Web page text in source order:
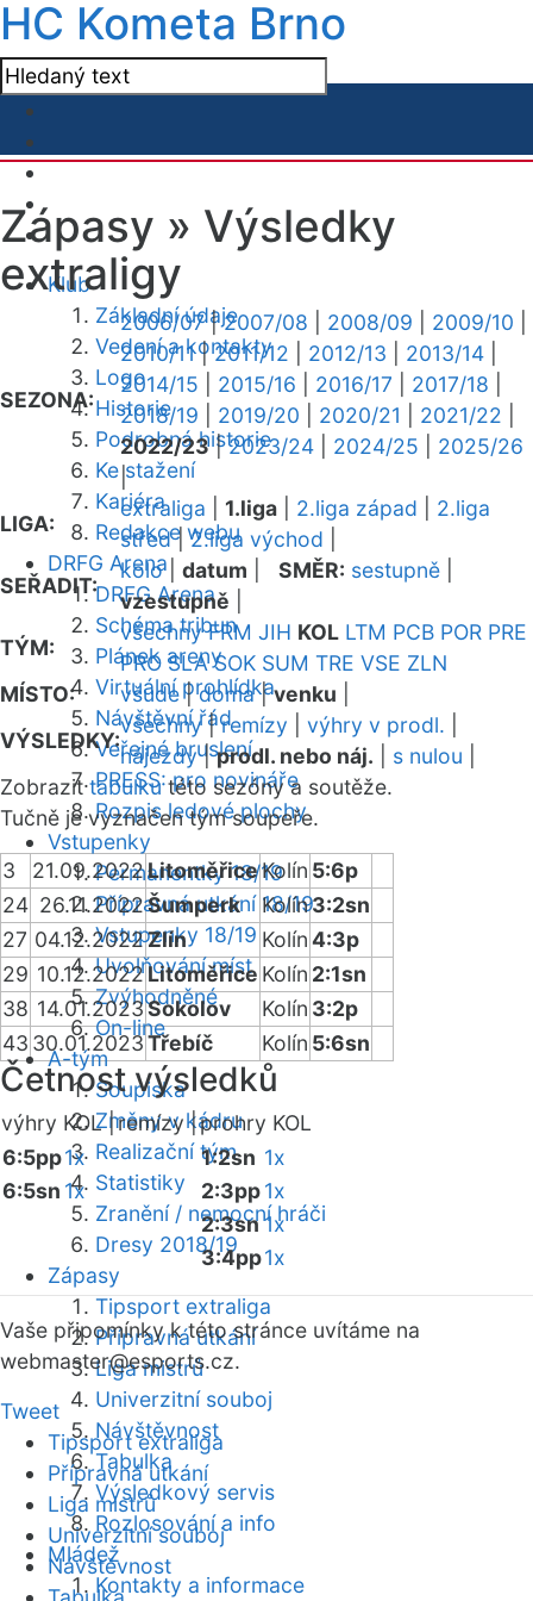
HC Kometa Brno
Klub
Základní údaje
Vedení a kontakty
Logo
Historie
Podrobná historie
Ke stažení
Kariéra
Redakce webu
DRFG Arena
DRFG Arena
Schéma tribun
Plánek areny
Virtuální prohlídka
Návštěvní řád
Veřejné bruslení
PRESS: pro novináře
Rozpis ledové plochy
Vstupenky
Permanentky 18/19
Přípravná utkání 18/19
Vstupenky 18/19
Uvolňování míst
Zvýhodněné
On-line
A-tým
Soupiska
Změny v kádru
Realizační tým
Statistiky
Zranění / nemocní hráči
Dresy 2018/19
Zápasy
Tipsport extraliga
Přípravná utkání
Liga mistrů
Univerzitní souboj
Návštěvnost
Tabulka
Výsledkový servis
Rozlosování a info
Mládež
Kontakty a informace
Zápasy » Výsledky
extraligy
SEZONA:
2006/07|2007/08 2008/09 2009/10
2010/11|2011/12 2012/13 2013/14
2014/15
2015/16 2016/17 2017/18
2018/19
2019/20 2020/21 2021/22
2022/23|2023/24 2024/25
2025/26
|
LIGA:
extraliga 1.liga 2.liga západ
2.liga
střed|2.liga východ
SEŘADIT:
kolo| datum SMĚR: sestupně
vzestupně
TÝM:
všechny FRM JIH KOL LTM PCB POR PRE
PRO SLA SOK SUM TRE VSE ZLN
MÍSTO:
všude|doma|venku
VÝSLEDKY:
všechny|remízy výhry v prodl.
nájezdy|prodl. nebo náj. s nulou
Zobrazittabulkutéto sezóny a soutěže.
Tučně je vyznačen tým soupeře.
3 21.09.2022LitoměřiceKolín 5:6p
24 26.11.2022Šumperk Kolín3:2sn
27 04.12.2022Zlín Kolín4:3p
29 10.12.2022Litoměřice Kolín 2:1sn
38 14.01.2023Sokolov Kolín 3:2p
43 30.01.2023Třebíč Kolín 5:6sn
Četnost výsledků
výhry KOL |remízy |prohry KOL
6:5pp1x
6:5sn 1x
1:2sn 1x
2:3pp1x
2:3sn 1x
3:4pp1x
Vaše připomínky k této stránce uvítáme na
webmaster@esports.cz.
Tweet
Tipsport extraliga
Přípravná utkání
Liga mistrů
Univerzitní souboj
Návštěvnost